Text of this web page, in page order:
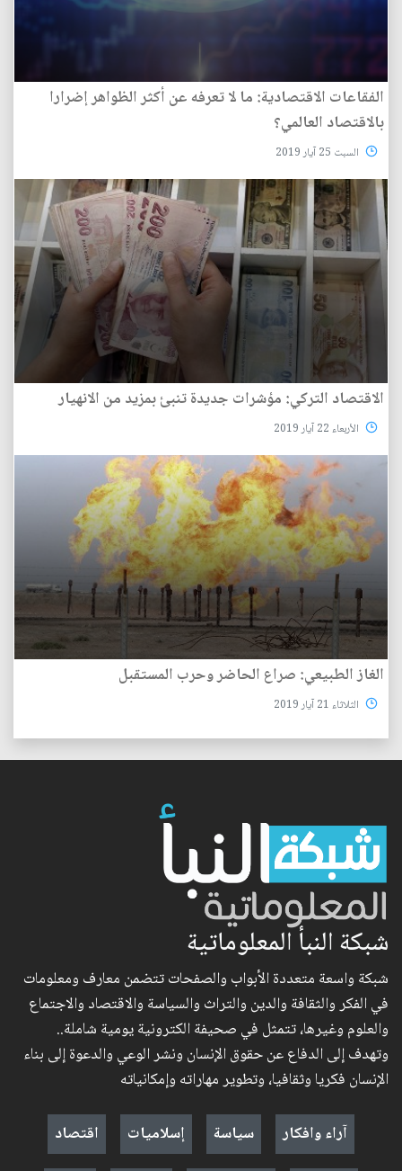
الفقاعات الاقتصادية: ما لا تعرفه عن أكثر الظواهر إضرارا
بالاقتصاد العالمي؟
السبت 25 آيار 2019
الاقتصاد التركي: مؤشرات جديدة تنبئ بمزيد من الانهيار
الأربعاء 22 آيار 2019
الغاز الطبيعي: صراع الحاضر وحرب المستقبل
الثلاثاء 21 آيار 2019
شبكة النبأ المعلوماتية
شبكة واسعة متعددة الأبواب والصفحات تتضمن معارف ومعلومات
في الفكر والثقافة والدين والتراث والسياسة والاقتصاد والاجتماع
والعلوم وغيرها، تتمثل في صحيفة الكترونية يومية شاملة..
وتهدف إلى الدفاع عن حقوق الإنسان ونشر الوعي والدعوة إلى بناء
الإنسان فكريا وثقافيا، وتطوير مهاراته وإمكانياته
آراء وافكار
سياسة إسلاميات اقتصاد